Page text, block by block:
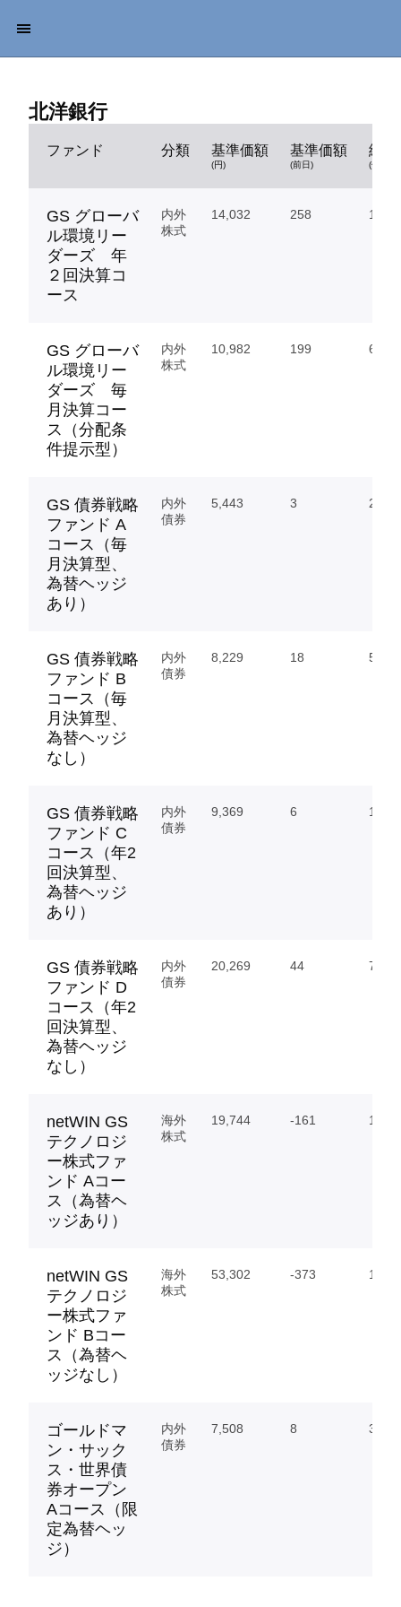
北洋銀行
ファンド 分類 基準価額
(円)
基準価額
(前日)
純資
(億円)
GS グローバ
ル環境リー
ダーズ 年
２回決算コ
ース
内外
株式
14,032 258
GS グローバ
ル環境リー
ダーズ 毎
月決算コー
ス（分配条
件提示型）
内外
株式
10,982 199 65.23
GS 債券戦略
ファンド A
コース（毎
月決算型、
為替ヘッジ
あり）
内外
債券
5,443 3 2.80
GS 債券戦略
ファンド B
コース（毎
月決算型、
為替ヘッジ
なし）
内外
債券
8,229 18 50.72
GS 債券戦略
ファンド C
コース（年2
回決算型、
為替ヘッジ
あり）
内外
債券
9,369 6 1.28
GS 債券戦略
ファンド D
コース（年2
回決算型、
為替ヘッジ
なし）
内外
債券
20,269 44 7.83
netWIN GS
テクノロジ
ー株式ファ
ンド Aコー
ス（為替ヘ
ッジあり）
海外
株式
19,744 -161
netWIN GS
テクノロジ
ー株式ファ
ンド Bコー
ス（為替ヘ
ッジなし）
海外
株式
53,302 -373
ゴールドマ
ン・サック
ス・世界債
券オープン
Aコース（限
定為替ヘッ
ジ）
内外
債券
7,508 8 39.29